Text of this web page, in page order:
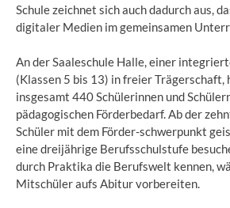
Schule zeichnet sich auch dadurch aus,
digitaler Medien im gemeinsamen
An der Saaleschule Halle, einer
(Klassen 5 bis 13) in freier Trägerschaft,
insgesamt 440 Schülerinnen und
pädagogischen Förderbedarf. Ab der
Schüler mit dem Förder-schwerpunkt
eine dreijährige Berufsschulstufe
durch Praktika die Berufswelt kennen,
Mitschüler aufs Abitur vorbereiten.